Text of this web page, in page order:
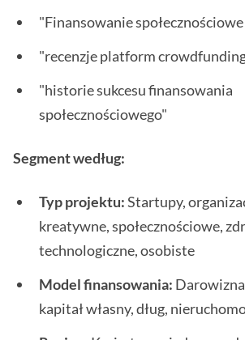
"Finansowanie
"recenzje platform
"historie sukcesu finansowania
społecznościowego"
Segment według:
Typ projektu:Startupy,
kreatywne, społecznościowe,
technologiczne, osobiste
Model finansowania:
kapitał własny, dług,